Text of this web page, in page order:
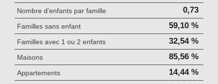
Nombre d'enfants par famille 0,73
Familles sans enfant 59,10 %
Familles avec 1 ou 2 enfants 32,54 %
Maisons 85,56 %
Appartements 14,44 %